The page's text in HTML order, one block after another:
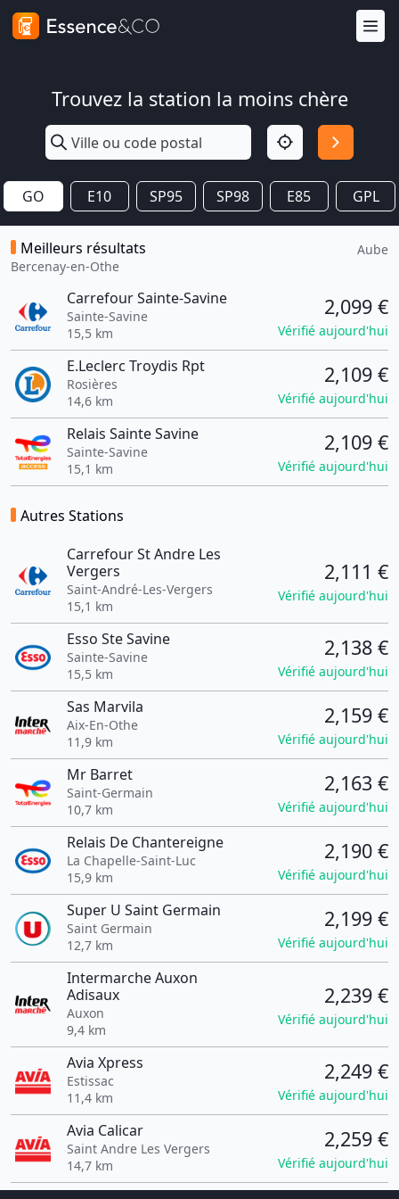
Trouvez la station la moins chère
GO E10 SP95 SP98 E85 GPL
Meilleurs résultats
Bercenay-en-Othe
Aube
Carrefour Sainte-Savine
Sainte-Savine
15,5 km
2,099 €
Vérifié aujourd'hui
E.Leclerc Troydis Rpt
Rosières
14,6 km
2,109 €
Vérifié aujourd'hui
Relais Sainte Savine
Sainte-Savine
15,1 km
2,109 €
Vérifié aujourd'hui
Autres Stations
Carrefour St Andre Les
Vergers
Saint-André-Les-Vergers
15,1 km
2,111 €
Vérifié aujourd'hui
Esso Ste Savine
Sainte-Savine
15,5 km
2,138 €
Vérifié aujourd'hui
Sas Marvila
Aix-En-Othe
11,9 km
2,159 €
Vérifié aujourd'hui
Mr Barret
Saint-Germain
10,7 km
2,163 €
Vérifié aujourd'hui
Relais De Chantereigne
La Chapelle-Saint-Luc
15,9 km
2,190 €
Vérifié aujourd'hui
Super U Saint Germain
Saint Germain
12,7 km
2,199 €
Vérifié aujourd'hui
Intermarche Auxon
Adisaux
Auxon
9,4 km
2,239 €
Vérifié aujourd'hui
Avia Xpress
Estissac
11,4 km
2,249 €
Vérifié aujourd'hui
Avia Calicar
Saint Andre Les Vergers
14,7 km
2,259 €
Vérifié aujourd'hui